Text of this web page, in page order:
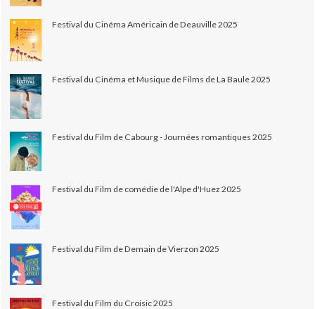
Festival du Cinéma Américain de Deauville 2025
Festival du Cinéma et Musique de Films de La Baule 2025
Festival du Film de Cabourg - Journées romantiques 2025
Festival du Film de comédie de l'Alpe d'Huez 2025
Festival du Film de Demain de Vierzon 2025
Festival du Film du Croisic 2025